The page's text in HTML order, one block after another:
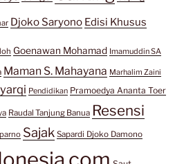
Djoko Saryono Edisi Khusus
Goenawan Mohamad Imamuddin SA
Maman S. Mahayana Marhalim Zaini
Pendidikan Pramoedya Ananta Toer
Raudal Tanjung Banua Resensi
Sajak Sapardi Djoko Damono